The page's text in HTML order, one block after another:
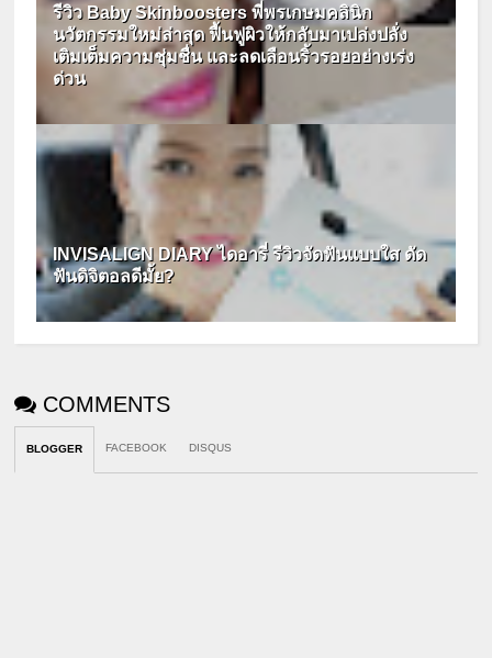
รีวิว Baby Skinboosters พี่พรเกษมคลินิก
นวัตกรรมใหม่ล่าสุด ฟื้นฟูผิวให้กลับมาเปล่งปลั่ง
เติมเต็มความชุ่มชื่น และลดเลือนริ้วรอยอย่างเร่ง
ด่วน
INVISALIGN DIARY ไดอารี่ รีวิวจัดฟันแบบใส ดัด
ฟันดิจิตอลดีมั้ย?
COMMENTS
BLOGGER FACEBOOK DISQUS